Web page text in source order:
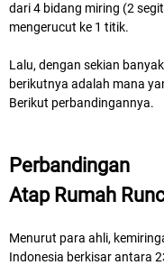
dari 4 bidang miring (2
mengerucut ke 1 titik.
Lalu, dengan sekian
berikutnya adalah mana
Berikut perbandingannya.
Perbandingan
Atap Rumah
Menurut para ahli,
Indonesia berkisar antara